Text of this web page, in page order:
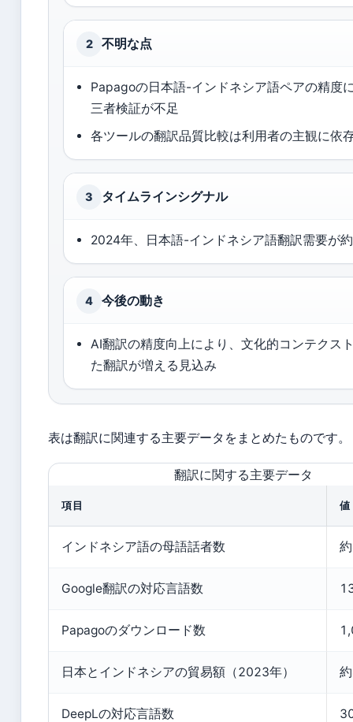
2 不明な点
Papagoの日本語-インドネシア語ペアの精度
三者検証が不足
各ツールの翻訳品質比較は利用者の主観に依
3 タイムラインシグナル
2024年、日本語-インドネシア語翻訳需要が
4 今後の動き
AI翻訳の精度向上により、文化的コンテクス
た翻訳が増える見込み
表は翻訳に関連する主要データをまとめたものです。
翻訳に関する主要データ
項目 値
インドネシア語の母語話者数
Google翻訳の対応言語数
Papagoのダウンロード数
日本とインドネシアの貿易額（2023年）
DeepLの対応言語数